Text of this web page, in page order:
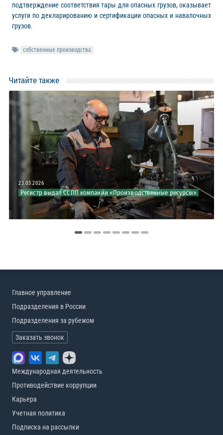
подтверждение соответствия тары для опасных грузов, оказывает
услуги по декларированию и сертификации опасных и навалочных
грузов.
собственные производства
Читайте также
23.03.2026
Регистр выдал ССПП компании «Производственные ресурсы»
Главное управление
Подразделения в России
Подразделения за рубежом
Заказать звонок
Международная деятельность
Противодействие коррупции
Карьера
Учетная политика
Подписка на рассылки